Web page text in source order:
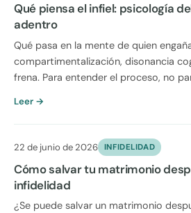
Qué piensa el infiel: psicología
adentro
Qué pasa en la mente de quien
compartimentalización, disonancia
frena. Para entender el proceso, no
Leer →
22 de junio de 2026 INFIDELIDAD
Cómo salvar tu matrimonio
infidelidad
¿Se puede salvar un matrimonio